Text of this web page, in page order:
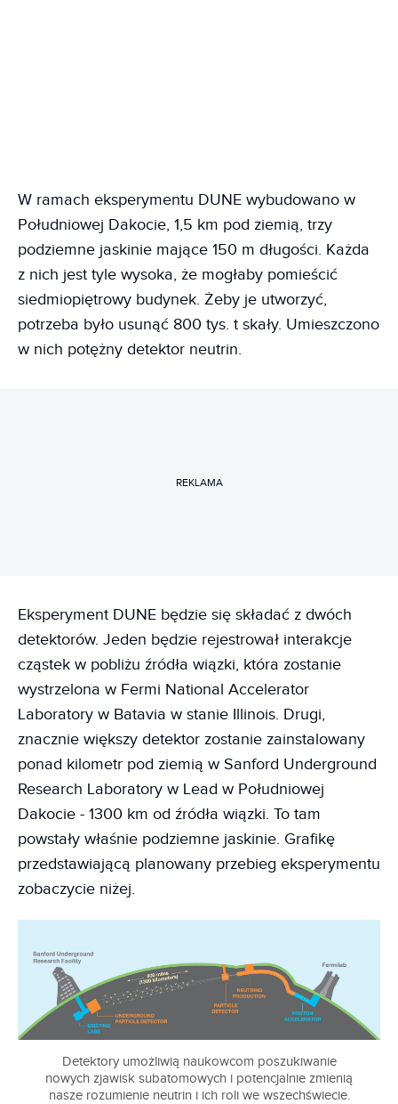
W ramach eksperymentu DUNE wybudowano w
Południowej Dakocie, 1,5 km pod ziemią, trzy
podziemne jaskinie mające 150 m długości. Każda
z nich jest tyle wysoka, że mogłaby pomieścić
siedmiopiętrowy budynek. Żeby je utworzyć,
potrzeba było usunąć 800 tys. t skały. Umieszczono
w nich potężny detektor neutrin.
REKLAMA
Eksperyment DUNE będzie się składać z dwóch
detektorów. Jeden będzie rejestrował interakcje
cząstek w pobliżu źródła wiązki, która zostanie
wystrzelona w Fermi National Accelerator
Laboratory w Batavia w stanie Illinois. Drugi,
znacznie większy detektor zostanie zainstalowany
ponad kilometr pod ziemią w Sanford Underground
Research Laboratory w Lead w Południowej
Dakocie - 1300 km od źródła wiązki. To tam
powstały właśnie podziemne jaskinie. Grafikę
przedstawiającą planowany przebieg eksperymentu
zobaczycie niżej.
Detektory umożliwią naukowcom poszukiwanie
nowych zjawisk subatomowych i potencjalnie zmienią
nasze rozumienie neutrin i ich roli we wszechświecie.